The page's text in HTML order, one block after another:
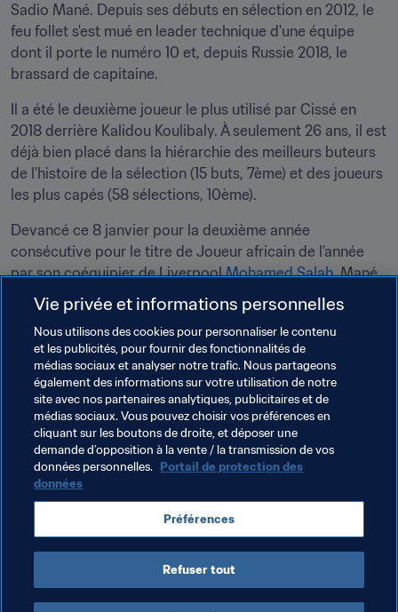
Sadio Mané. Depuis ses débuts en sélection en 2012, le
feu follet s'est mué en leader technique d'une équipe
dont il porte le numéro 10 et, depuis Russie 2018, le
brassard de capitaine.
Il a été le deuxième joueur le plus utilisé par Cissé en
2018 derrière Kalidou Koulibaly. À seulement 26 ans, il est
déjà bien placé dans la hiérarchie des meilleurs buteurs
de l'histoire de la sélection (15 buts, 7ème) et des joueurs
les plus capés (58 sélections, 10ème).
Devancé ce 8 janvier pour la deuxième année
consécutive pour le titre de Joueur africain de l'année
par son coéquipier de Liverpool Mohamed Salah, Mané
a clamé son ambition personnelle en conférence de
presse : "Je vais bosser encore plus ! Je vais tout faire
pour gagner. C’est mon rêve de gamin". Au Sénégal,
l'ambition d'être le meilleur se cultive... et s'enracine.
Thèmes en lien
Classement Masculin
Classement Mondial FIFA/Coca-Cola Senegal
Vie privée et informations personnelles
Nous utilisons des cookies pour personnaliser le contenu
et les publicités, pour fournir des fonctionnalités de
médias sociaux et analyser notre trafic. Nous partageons
également des informations sur votre utilisation de notre
site avec nos partenaires analytiques, publicitaires et de
médias sociaux. Vous pouvez choisir vos préférences en
cliquant sur les boutons de droite, et déposer une
demande d’opposition à la vente / la transmission de vos
données personnelles. Portail de protection des
données
Préférences
Refuser tout